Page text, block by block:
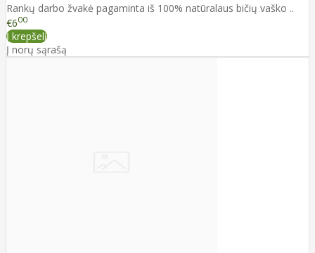
Rankų darbo žvakė pagaminta iš 100% natūralaus bičių vaško ..
€600
Į krepšelį
Į norų sąrašą